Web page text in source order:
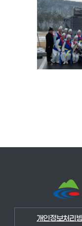
개인정보처리